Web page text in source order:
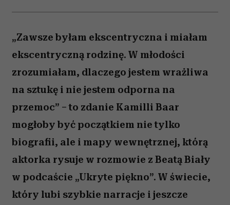
„Zawsze byłam ekscentryczna i miałam
ekscentryczną rodzinę. W młodości
zrozumiałam, dlaczego jestem wrażliwa
na sztukę i nie jestem odporna na
przemoc” – to zdanie Kamilli Baar
mogłoby być początkiem nie tylko
biografii, ale i mapy wewnętrznej, którą
aktorka rysuje w rozmowie z Beatą Biały
w podcaście „Ukryte piękno”. W świecie,
który lubi szybkie narracje i jeszcze